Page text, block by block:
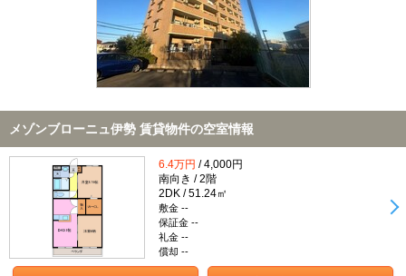
TOP
メゾンブローニュ伊勢 賃貸物件の空室情報
6.4万円 / 4,000円
南向き / 2階
2DK / 51.24㎡
敷金 --
保証金 --
礼金 --
償却 --